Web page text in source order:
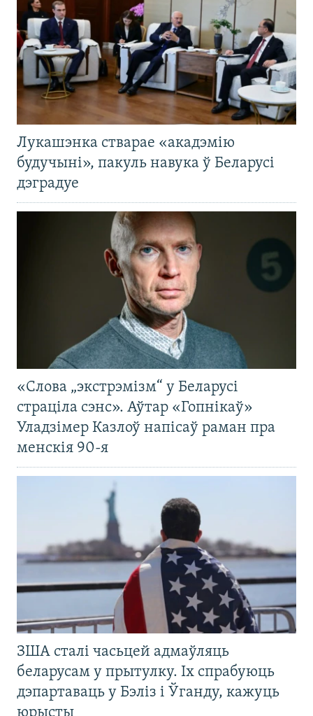
Лукашэнка стварае «акадэмію
будучыні», пакуль навука ў Беларусі
дэградуе
«Слова „экстрэмізм“ у Беларусі
страціла сэнс». Аўтар «Гопнікаў»
Уладзімер Казлоў напісаў раман пра
менскія 90-я
ЗША сталі часьцей адмаўляць
беларусам у прытулку. Іх спрабуюць
дэпартаваць у Бэліз і Ўганду, кажуць